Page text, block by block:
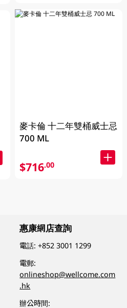
麥卡倫 十二年雙桶威士忌
700 ML
$716.00
惠康網店查詢
電話:+852 3001 1299
電郵:
onlineshop@wellcome.com
.hk
辦公時間: